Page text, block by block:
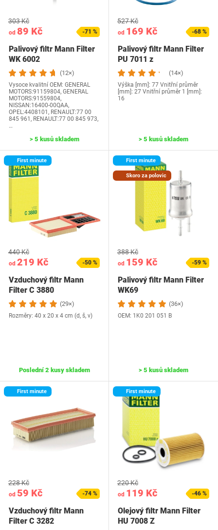
od 89 Kč
303 Kč
-71 %
Palivový filtr Mann Filter
WK 6002
(12×)
Vysoce kvalitní OEM: ‎GENERAL
MOTORS:91159804, GENERAL
MOTORS:91559804,
NISSAN:16400-00QAA,
OPEL:4408101, RENAULT:77 00
845 961, RENAULT:77 00 845 973,
…
> 5 kusů skladem
od 169 Kč
527 Kč
-68 %
Palivový filtr Mann Filter
PU 7011 z
(14×)
Výška [mm]: 77 Vnitřní průměr
[mm]: 27 Vnitřní průměr 1 [mm]:
16
> 5 kusů skladem
First minute
od 219 Kč
440 Kč
-50 %
Vzduchový filtr Mann
Filter C 3880
(29×)
Rozměry: 40 x 20 x 4 cm (d, š, v)
Poslední 2 kusy skladem
First minute
Skoro za polovic
od 159 Kč
388 Kč
-59 %
Palivový filtr Mann Filter
WK69
(36×)
OEM: ‎1K0 201 051 B
> 5 kusů skladem
First minute
od 59 Kč
228 Kč
-74 %
Vzduchový filtr Mann
Filter C 3282
First minute
od 119 Kč
220 Kč
-46 %
Olejový filtr Mann Filter
HU 7008 Z